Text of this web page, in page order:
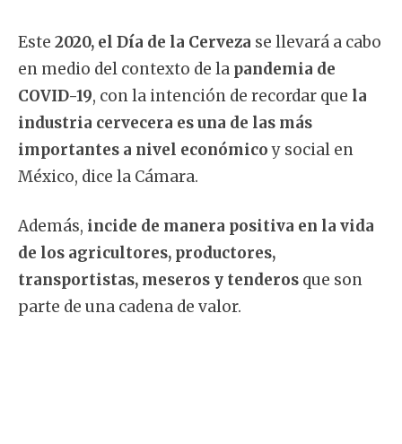
Este 2020, el Día de la Cerveza se llevará a cabo
en medio del contexto de la pandemia de
COVID-19, con la intención de recordar que la
industria cervecera es una de las más
importantes a nivel económicoy social en
México, dice la Cámara.
Además, incide de manera positiva en la vida
de los agricultores, productores,
transportistas, meseros y tenderos que son
parte de una cadena de valor.